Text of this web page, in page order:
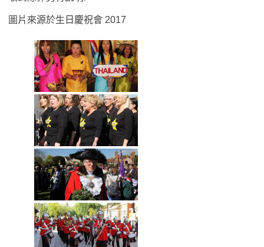
圖片來源於生日慶祝會 2017